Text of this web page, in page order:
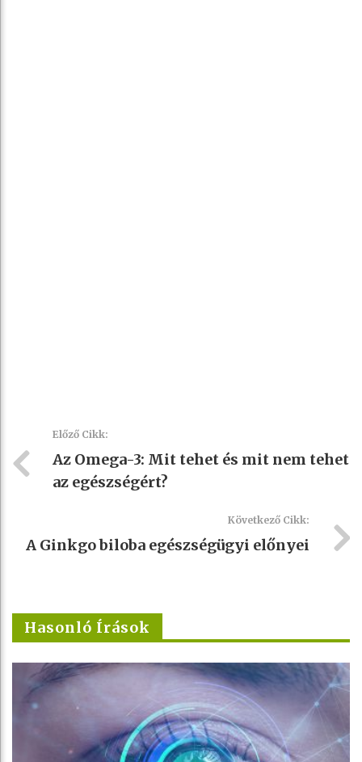
Előző Cikk:
Az Omega-3: Mit tehet és mit nem tehet
az egészségért?
Következő Cikk:
A Ginkgo biloba egészségügyi előnyei
Hasonló Írások